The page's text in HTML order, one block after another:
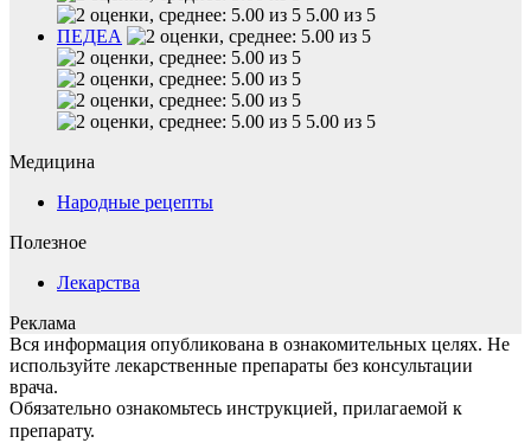
5.00 из 5
ПЕДЕА
5.00 из 5
Медицина
Народные рецепты
Полезное
Лекарства
Реклама
Вся информация опубликована в ознакомительных целях. Не
используйте лекарственные препараты без консультации
врача.
Обязательно ознакомьтесь инструкцией, прилагаемой к
препарату.